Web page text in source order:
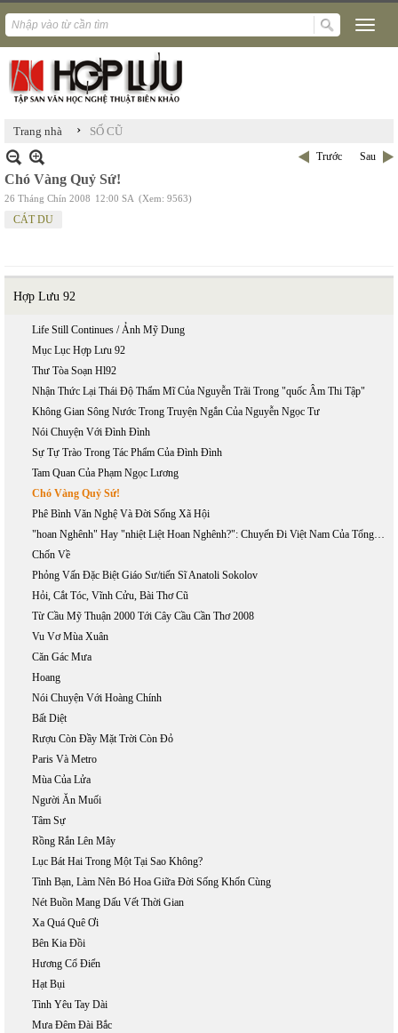
Trang nhà › SỐ CŨ
Trước Sau
Chó Vàng Quỷ Sứ!
26 Tháng Chín 2008 12:00 SA (Xem: 9563)
CÁT DU
Hợp Lưu 92
Life Still Continues / Ảnh Mỹ Dung
Mục Lục Hợp Lưu 92
Thư Tòa Soạn Hl92
Nhận Thức Lại Thái Độ Thẩm Mĩ Của Nguyễn Trãi Trong "quốc Âm Thi Tập"
Không Gian Sông Nước Trong Truyện Ngắn Của Nguyễn Ngọc Tư
Nói Chuyện Với Đình Đình
Sự Tự Trào Trong Tác Phẩm Của Đình Đình
Tam Quan Của Phạm Ngọc Lương
Chó Vàng Quỷ Sứ!
Phê Bình Văn Nghệ Và Đời Sống Xã Hội
"hoan Nghênh" Hay "nhiệt Liệt Hoan Nghênh?": Chuyến Đi Việt Nam Của Tổng Thống Bush, 17-20/11/2006
Chốn Về
Phỏng Vấn Đặc Biệt Giáo Sư/tiến Sĩ Anatoli Sokolov
Hỏi, Cắt Tóc, Vĩnh Cửu, Bài Thơ Cũ
Từ Cầu Mỹ Thuận 2000 Tới Cây Cầu Cần Thơ 2008
Vu Vơ Mùa Xuân
Căn Gác Mưa
Hoang
Nói Chuyện Với Hoàng Chính
Bất Diệt
Rượu Còn Đầy Mặt Trời Còn Đỏ
Paris Và Metro
Mùa Của Lửa
Người Ăn Muối
Tâm Sự
Rồng Rắn Lên Mây
Lục Bát Hai Trong Một Tại Sao Không?
Tình Bạn, Làm Nên Bó Hoa Giữa Đời Sống Khốn Cùng
Nét Buồn Mang Dấu Vết Thời Gian
Xa Quá Quê Ơi
Bên Kia Đồi
Hương Cổ Điển
Hạt Bụi
Tình Yêu Tay Dài
Mưa Đêm Đài Bắc